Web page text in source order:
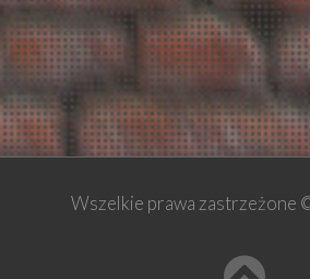
Wszelkie prawa zastrzeżone